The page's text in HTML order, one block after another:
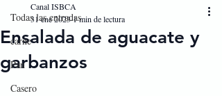
Todas las entradas
carne
Pan
Casero
Ensalada de aguacate y
garbanzos
Canal ISBCA
31 ene 20231 min de lectura